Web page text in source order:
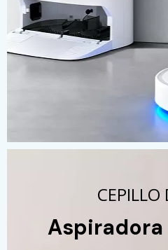
CEPILLO
Aspiradora